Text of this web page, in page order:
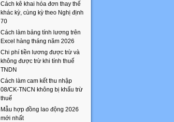
Cách kê khai hóa đơn thay thế
khác kỳ, cùng kỳ theo Nghị định
70
Cách làm bảng tính lương trên
Excel hàng tháng năm 2026
Chi phí tiền lương được trừ và
không được trừ khi tính thuế
TNDN
Cách làm cam kết thu nhập
08/CK-TNCN không bị khấu trừ
thuế
Mẫu hợp đồng lao động 2026
mới nhất